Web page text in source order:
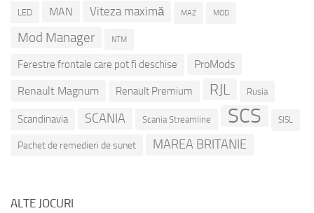
LED MAN Viteza maximă MAZ MOD
Mod Manager NTM
Ferestre frontale care pot fi deschise
ProMods
Renault Magnum
Renault Premium RJL Rusia
Scandinavia SCANIA Scania Streamline SCS SISL
Pachet de remedieri de sunet MAREA BRITANIE
ALTE JOCURI